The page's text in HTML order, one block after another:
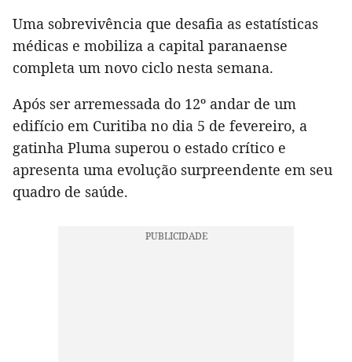
Uma sobrevivência que desafia as estatísticas
médicas e mobiliza a capital paranaense
completa um novo ciclo nesta semana.
Após ser arremessada do 12º andar de um
edifício em Curitiba no dia 5 de fevereiro, a
gatinha Pluma superou o estado crítico e
apresenta uma evolução surpreendente em seu
quadro de saúde.